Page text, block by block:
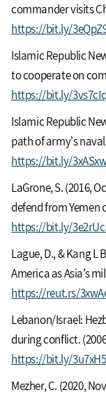
commander visits
https://bit.ly/
Islamic Republic
to cooperate on
https://bit.ly/3vs7cIq
Islamic Republic
path of army's
https://bit.ly/
LaGrone, S. (2016,
defend from Yemen
https://bit.ly/
Lague, D., & Kang L
America as Asia’s
https://reut.rs/
Lebanon/Israel:
during conflict.
https://bit.ly/
Mezher, C. (2020,